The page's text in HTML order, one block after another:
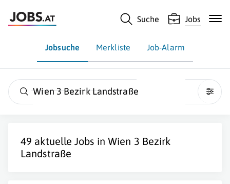
Suche Jobs
Jobsuche Merkliste Job-Alarm
Wien 3 Bezirk Landstraße
49 aktuelle Jobs in Wien 3 Bezirk
Landstraße